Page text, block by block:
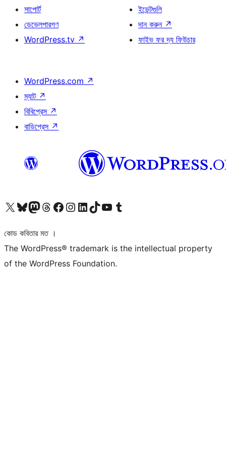
সাপোর্ট
ডেভেলপারগণ
WordPress.tv ↗
ইভেন্টগুলি
দান করুন ↗
ফাইভ ফর দ্য ফিউচার
WordPress.com ↗
ম্যাট ↗
বিবিপ্রেস ↗
বাডিপ্রেস ↗
আমাদের X (আগের টুইটার) অ্যাকাউন্টে যানআমাদের Bluesky অ্যাকাউন্টটি দেখুনআমাদের মাস্টোডন অ্যাকাউন্টটি দেখুনআমাদের থ্রেডস অ্যাকাউন্টটি দেখুনআমাদের ফেসবুক পেজ দেখুনআমাদের ইন্সটাগ্রাম অ্যাকাউন্ট দেখুনআমাদের লিঙ্কডইন অ্যাকাউন্টে যানআমাদের TikTok অ্যাকাউন্টটি দেখুনআমাদের ইউটিউব চ্যানেলে যান আমাদের টাম্বলার অ্যাকাউন্ট দেখুন
কোড কবিতার মত ।
The WordPress® trademark is the intellectual property
of the WordPress Foundation.